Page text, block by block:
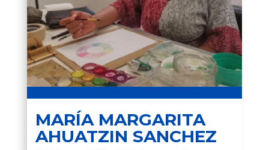
MARÍA MARGARITA
AHUATZIN SANCHEZ